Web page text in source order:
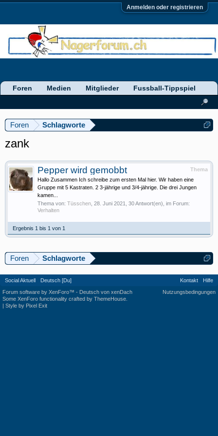
Anmelden oder registrieren
Foren Schlagworte
zank
Thema
Pepper wird gemobbt
Hallo Zusammen Ich schreibe zum ersten Mal hier. Wir haben eine
Gruppe mit 5 Kastraten. 2 3-jährige und 3/4-jährige. Die drei Jungen
kamen...
Thema von: Tüsschen 28. Juni 2021
, 30 Antwort(en), im Forum:
Verhalten
Ergebnis 1 bis 1 von 1
Foren Schlagworte
Foren Medien Mitglieder Fussball-Tippspiel
Social Aktuell Deutsch [Du] Kontakt
Hilfe
Nutzungsbedingungen
Forum software by XenForo™ - Deutsch von xenDach
Some XenForo functionality crafted by ThemeHouse
| Style by Pixel Exit